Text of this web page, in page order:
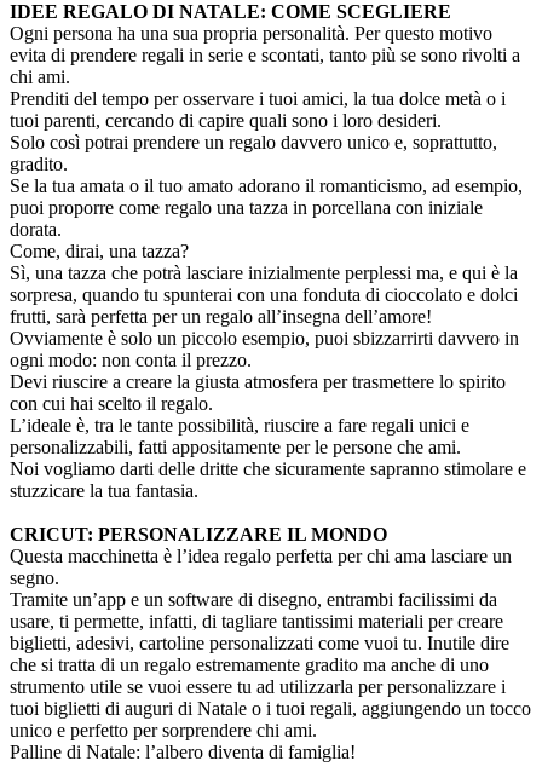
IDEE REGALO DI NATALE: COME SCEGLIERE
Ogni persona ha una sua propria personalità. Per questo motivo
evita di prendere regali in serie e scontati, tanto più se sono rivolti a
chi ami.
Prenditi del tempo per osservare i tuoi amici, la tua dolce metà o i
tuoi parenti, cercando di capire quali sono i loro desideri.
Solo così potrai prendere un regalo davvero unico e, soprattutto,
gradito.
Se la tua amata o il tuo amato adorano il romanticismo, ad esempio,
puoi proporre come regalo una tazza in porcellana con iniziale
dorata.
Come, dirai, una tazza?
Sì, una tazza che potrà lasciare inizialmente perplessi ma, e qui è la
sorpresa, quando tu spunterai con una fonduta di cioccolato e dolci
frutti, sarà perfetta per un regalo all’insegna dell’amore!
Ovviamente è solo un piccolo esempio, puoi sbizzarrirti davvero in
ogni modo: non conta il prezzo.
Devi riuscire a creare la giusta atmosfera per trasmettere lo spirito
con cui hai scelto il regalo.
L’ideale è, tra le tante possibilità, riuscire a fare regali unici e
personalizzabili, fatti appositamente per le persone che ami.
Noi vogliamo darti delle dritte che sicuramente sapranno stimolare e
stuzzicare la tua fantasia.
CRICUT: PERSONALIZZARE IL MONDO
Questa macchinetta è l’idea regalo perfetta per chi ama lasciare un
segno.
Tramite un’app e un software di disegno, entrambi facilissimi da
usare, ti permette, infatti, di tagliare tantissimi materiali per creare
biglietti, adesivi, cartoline personalizzati come vuoi tu. Inutile dire
che si tratta di un regalo estremamente gradito ma anche di uno
strumento utile se vuoi essere tu ad utilizzarla per personalizzare i
tuoi biglietti di auguri di Natale o i tuoi regali, aggiungendo un tocco
unico e perfetto per sorprendere chi ami.
Palline di Natale: l’albero diventa di famiglia!